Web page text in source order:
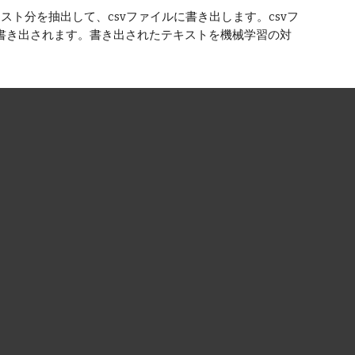
ト分を抽出して、csvファイルに書き出します。csvフ
出されます。書き出されたテキストを機械学習の対